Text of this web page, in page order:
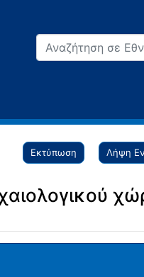
Εκτύπωση Λήψη